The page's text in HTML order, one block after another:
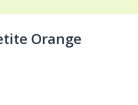
Orange